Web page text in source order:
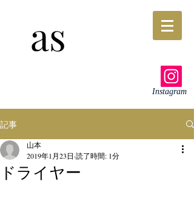
as
Instagram
記事
ドライヤー
山本
2019年1月23日 読了時間: 1分